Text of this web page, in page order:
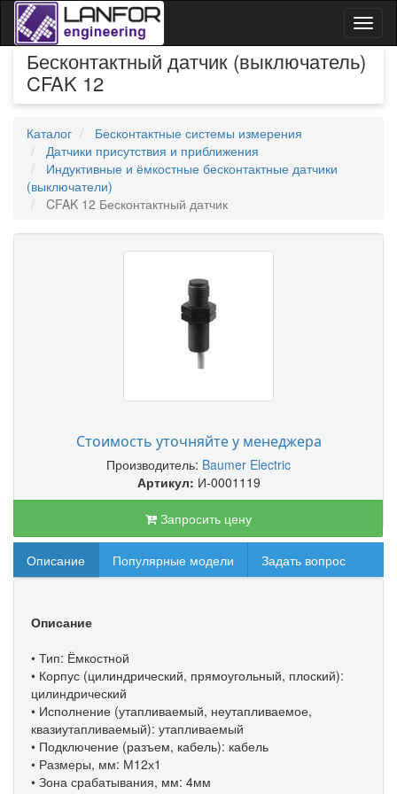
Бесконтактный датчик (выключатель)
CFAK 12
Каталог
Бесконтактные системы измерения
Датчики присутствия и приближения
Индуктивные и ёмкостные бесконтактные датчики
(выключатели)
CFAK 12 Бесконтактный датчик
Стоимость уточняйте у менеджера
Производитель: Baumer Electric
Артикул: И-0001119
Запросить цену
Описание Популярные модели Задать вопрос
Описание
• Тип: Ёмкостной
• Корпус (цилиндрический, прямоугольный, плоский):
цилиндрический
• Исполнение (утапливаемый, неутапливаемое,
квазиутапливаемый): утапливаемый
• Подключение (разъем, кабель): кабель
• Размеры, мм: М12х1
• Зона срабатывания, мм: 4мм